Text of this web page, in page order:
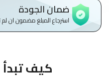
من ضمان الجودة
استرجاع المبلغ مضمون ان لم
كيف